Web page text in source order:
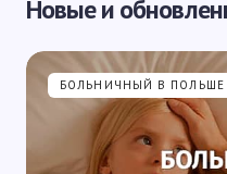
Новые и
БОЛЬНИЧНЫЙ В ПОЛЬШЕ